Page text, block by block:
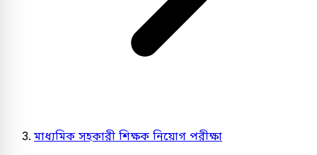
মাধ্যমিক সহকারী শিক্ষক নিয়োগ পরীক্ষা